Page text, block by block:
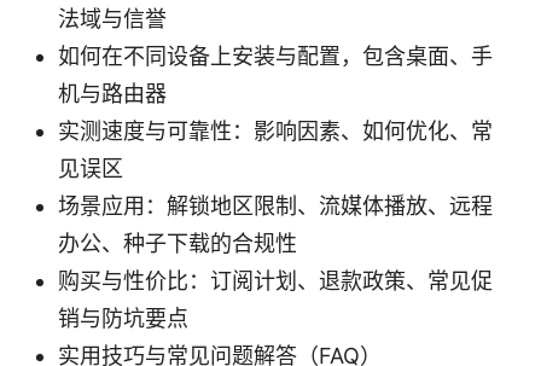
法域与信誉
如何在不同设备上安装与配置，包含桌面、手
机与路由器
实测速度与可靠性：影响因素、如何优化、常
见误区
场景应用：解锁地区限制、流媒体播放、远程
办公、种子下载的合规性
购买与性价比：订阅计划、退款政策、常见促
销与防坑要点
实用技巧与常见问题解答（FAQ）